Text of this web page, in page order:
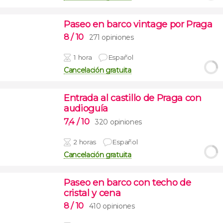
Paseo en barco vintage por Praga
8/ 10 271 opiniones
1 hora Español
Cancelación gratuita
Entrada al castillo de Praga con
audioguía
7,4 / 10 320 opiniones
2 horas Español
Cancelación gratuita
Paseo en barco con techo de
cristal y cena
8/ 10 410 opiniones